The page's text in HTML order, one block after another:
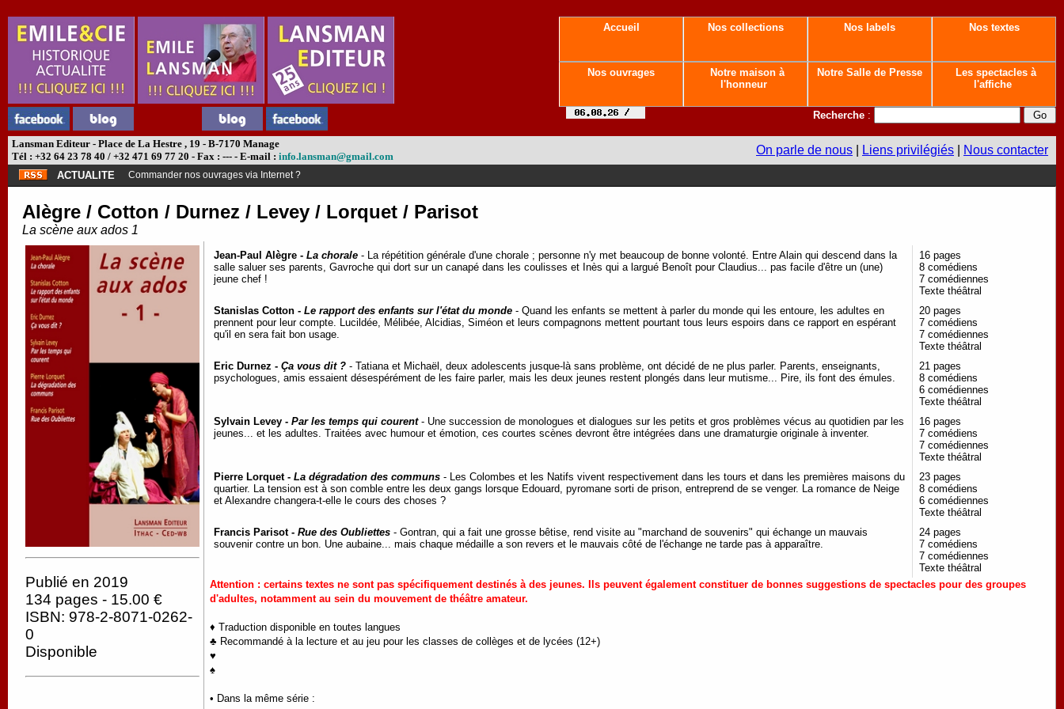
Accueil Nos collections Nos labels Nos textes
Nos ouvrages
Notre maison à
l'honneur
Notre Salle de Presse
Les spectacles à
l'affiche
Recherche :
Lansman Editeur - Place de La Hestre , 19 - B-7170 Manage
Tél : +32 64 23 78 40 / +32 471 69 77 20 - Fax : --- - E-mail : info.lansman@gmail.com On parle de nous Liens privilégiés Nous contacter
ACTUALITE Commander nos ouvrages via Internet ?
Alègre / Cotton / Durnez / Levey / Lorquet / Parisot
La scène aux ados 1
Publié en 2019
134 pages - 15.00 €
ISBN: 978-2-8071-0262-
0
Disponible
Jean-Paul Alègre - La chorale - La répétition générale d'une chorale ; personne n'y met beaucoup de bonne volonté. Entre Alain qui descend dans la
salle saluer ses parents, Gavroche qui dort sur un canapé dans les coulisses et Inès qui a largué Benoît pour Claudius... pas facile d'être un (une)
jeune chef !
16 pages
8 comédiens
7 comédiennes
Texte théâtral
Stanislas Cotton - Le rapport des enfants sur l'état du monde - Quand les enfants se mettent à parler du monde qui les entoure, les adultes en
prennent pour leur compte. Lucildée, Mélibée, Alcidias, Siméon et leurs compagnons mettent pourtant tous leurs espoirs dans ce rapport en espérant
qu'il en sera fait bon usage.
20 pages
7 comédiens
7 comédiennes
Texte théâtral
Eric Durnez - Ça vous dit ? - Tatiana et Michaël, deux adolescents jusque-là sans problème, ont décidé de ne plus parler. Parents, enseignants,
psychologues, amis essaient désespérément de les faire parler, mais les deux jeunes restent plongés dans leur mutisme... Pire, ils font des émules.
21 pages
8 comédiens
6 comédiennes
Texte théâtral
Sylvain Levey - Par les temps qui courent- Une succession de monologues et dialogues sur les petits et gros problèmes vécus au quotidien par les
jeunes... et les adultes. Traitées avec humour et émotion, ces courtes scènes devront être intégrées dans une dramaturgie originale à inventer.
16 pages
7 comédiens
7 comédiennes
Texte théâtral
Pierre Lorquet - La dégradation des communs - Les Colombes et les Natifs vivent respectivement dans les tours et dans les premières maisons du
quartier. La tension est à son comble entre les deux gangs lorsque Edouard, pyromane sorti de prison, entreprend de se venger. La romance de Neige
et Alexandre changera-t-elle le cours des choses ?
23 pages
8 comédiens
6 comédiennes
Texte théâtral
Francis Parisot - Rue des Oubliettes - Gontran, qui a fait une grosse bêtise, rend visite au "marchand de souvenirs" qui échange un mauvais
souvenir contre un bon. Une aubaine... mais chaque médaille a son revers et le mauvais côté de l'échange ne tarde pas à apparaître.
24 pages
7 comédiens
7 comédiennes
Texte théâtral
Attention : certains textes ne sont pas spécifiquement destinés à des jeunes. Ils peuvent également constituer de bonnes suggestions de spectacles pour des groupes
d'adultes, notamment au sein du mouvement de théâtre amateur.
♦ Traduction disponible en toutes langues
♣ Recommandé à la lecture et au jeu pour les classes de collèges et de lycées (12+)
♥
♠
• Dans la même série :